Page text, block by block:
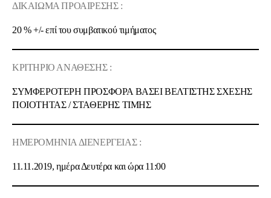
ΔΙΚΑΙΩΜΑ ΠΡΟΑΙΡΕΣΗΣ :
20 % +/-επί του συμβατικού τιμήματος
ΚΡΙΤΗΡΙΟ ΑΝΑΘΕΣΗΣ :
ΣΥΜΦΕΡΟΤΕΡΗ ΠΡΟΣΦΟΡΑ ΒΑΣΕΙ ΒΕΛΤΙΣΤΗΣ ΣΧΕΣΗΣ
ΠΟΙOΤΗΤΑΣ / ΣΤΑΘΕΡΗΣ ΤΙΜΗΣ
ΗΜΕΡΟΜΗΝΙΑ ΔΙΕΝΕΡΓΕΙΑΣ :
11.11.2019, ημέρα Δευτέρα και ώρα 11 :00